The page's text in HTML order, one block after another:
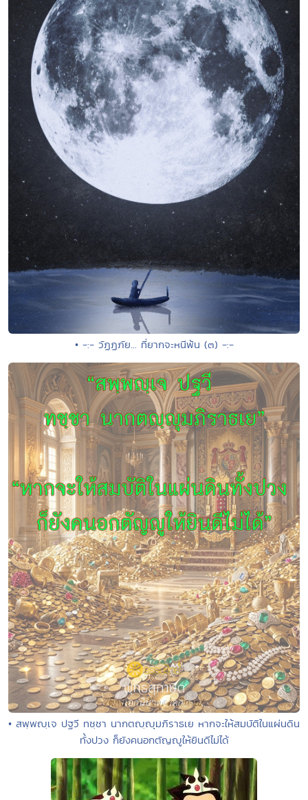
• -:- วัฏฏภัย... ที่ยากจะหนีพ้น (๓) -:-
• สพฺพญฺเจ ปฐวี ทชฺชา นากตญฺญุมภิราธเย หากจะให้สมบัติในแผ่นดิน
ทั้งปวง ก็ยังคนอกตัญญูให้ยินดีไม่ได้